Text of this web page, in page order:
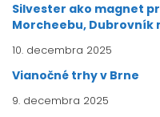
Silvester ako magnet
Morcheebu, Dubrovník
10. decembra 2025
Vianočné trhy v Brne
9. decembra 2025